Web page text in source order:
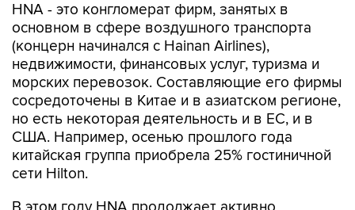
HNA - это конгломерат фирм, занятых в
основном в сфере воздушного транспорта
(концерн начинался с Hainan Airlines),
недвижимости, финансовых услуг, туризма и
морских перевозок. Составляющие его фирмы
сосредоточены в Китае и в азиатском регионе,
но есть некоторая деятельность и в ЕС, и в
США. Например, осенью прошлого года
китайская группа приобрела 25% гостиничной
сети Hilton.